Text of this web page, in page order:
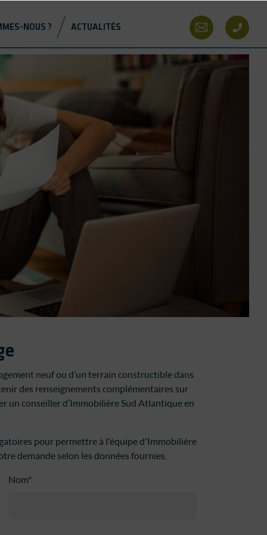
NOUS ? ACTUALITÉS
Contact
neuf ou d’un terrain constructible dans
des renseignements complémentaires sur
un conseiller d’Immobilière Sud Atlantique en
pour permettre à l'équipe d'Immobilière
demande selon les données fournies.
Nom*